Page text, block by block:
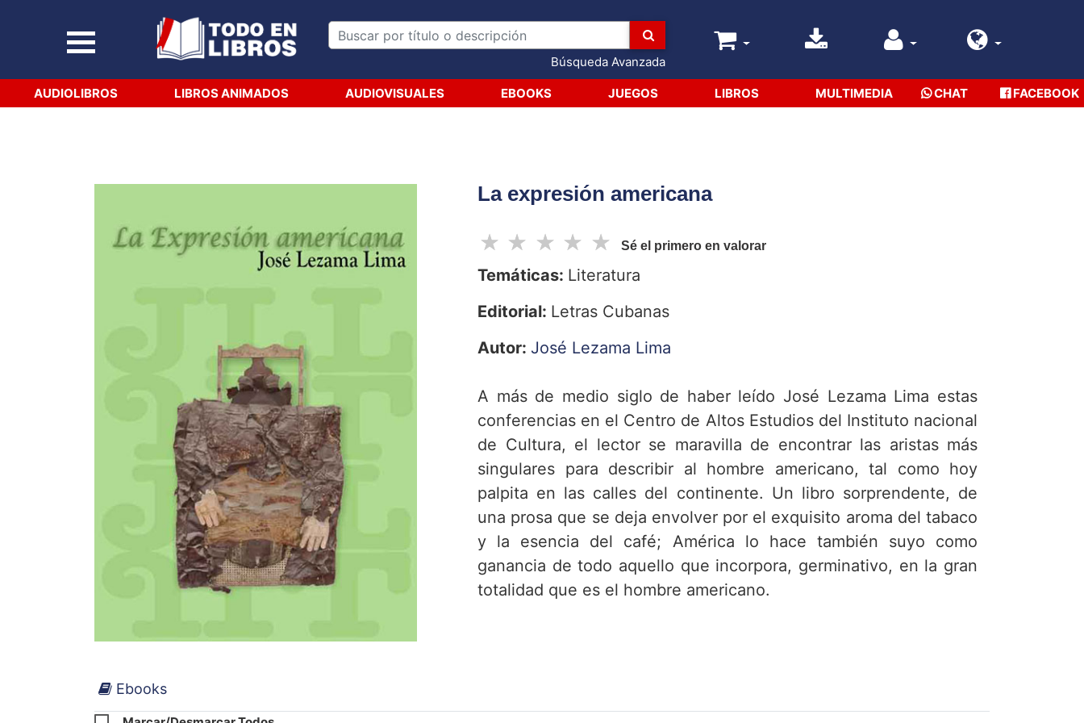
Búsqueda Avanzada
AUDIOLIBROS LIBROS ANIMADOS AUDIOVISUALES EBOOKS JUEGOS LIBROS MULTIMEDIA CHAT FACEBOOK
La expresión americana
☆
☆
☆
☆
☆ Sé el primero en valorar
Temáticas: Literatura
Editorial: Letras Cubanas
Autor: José Lezama Lima
A más de medio siglo de haber leído José Lezama Lima estas
conferencias en el Centro de Altos Estudios del Instituto nacional
de Cultura, el lector se maravilla de encontrar las aristas más
singulares para describir al hombre americano, tal como hoy
palpita en las calles del continente. Un libro sorprendente, de
una prosa que se deja envolver por el exquisito aroma del tabaco
y la esencia del café; América lo hace también suyo como
ganancia de todo aquello que incorpora, germinativo, en la gran
totalidad que es el hombre americano.
Ebooks